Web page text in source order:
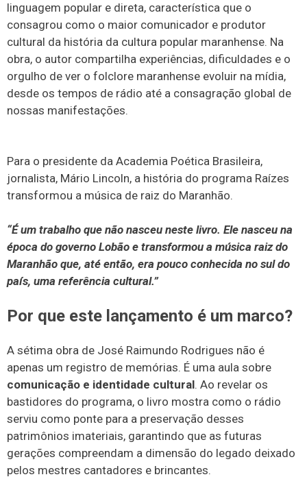
linguagem popular e direta, característica que o
consagrou como o maior comunicador e produtor
cultural da história da cultura popular maranhense. Na
obra, o autor compartilha experiências, dificuldades e o
orgulho de ver o folclore maranhense evoluir na mídia,
desde os tempos de rádio até a consagração global de
nossas manifestações.
Para o presidente da Academia Poética Brasileira,
jornalista, Mário Lincoln, a história do programa Raízes
transformou a música de raiz do Maranhão.
“É um trabalho que não nasceu neste livro. Ele nasceu na
época do governo Lobão e transformou a música raiz do
Maranhão que, até então, era pouco conhecida no sul do
país, uma referência cultural.”
​Por que este lançamento é um marco?
​A sétima obra de José Raimundo Rodrigues não é
apenas um registro de memórias. É uma aula sobre
comunicação e identidade cultural. Ao revelar os
bastidores do programa, o livro mostra como o rádio
serviu como ponte para a preservação desses
patrimônios imateriais, garantindo que as futuras
gerações compreendam a dimensão do legado deixado
pelos mestres cantadores e brincantes.